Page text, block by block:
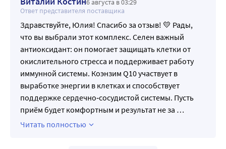
6 августа в 03:29
Ответ представителя поставщика
Здравствуйте, Юлия! Спасибо за отзыв! 💛 Рады,
что вы выбрали этот комплекс. Селен важный
антиоксидант: он помогает защищать клетки от
окислительного стресса и поддерживает работу
иммунной системы. Коэнзим Q10 участвует в
выработке энергии в клетках и способствует
поддержке сердечно‑сосудистой системы. Пусть
приём будет комфортным и результат не за …
Читать полностью